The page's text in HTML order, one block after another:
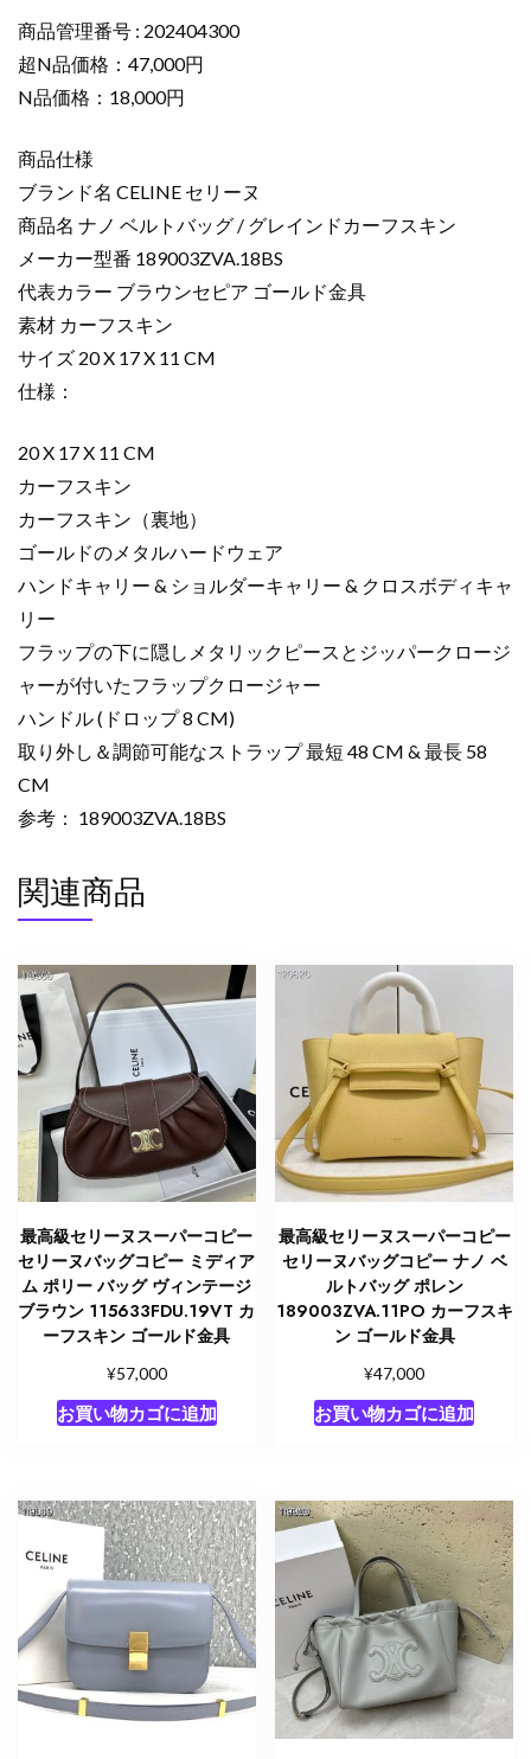
ピ
ー
ナ
ノ
ル
ト
バ
ッ
グ
/
グ
レ
イ
ド
カ
ー
フ
キ
ン
ブ
ラ
ウ
ン
セ
ピ
ア
カ
ー
ス
キ
ン
ゴ
ー
ド
具
個
商品管理番号 : 202404300
超N品価格：47,000円
N品価格：18,000円
商品仕様
ブランド名 CELINE セリーヌ
商品名 ナノ ベルトバッグ / グレインドカーフスキン
メーカー型番 189003ZVA.18BS
代表カラー ブラウンセピア ゴールド金具
素材 カーフスキン
サイズ 20 X 17 X 11 CM
仕様：
20 X 17 X 11 CM
カーフスキン
カーフスキン（裏地）
ゴールドのメタルハードウェア
ハンドキャリー & ショルダーキャリー & クロスボディキャ
リー
フラップの下に隠しメタリックピースとジッパークロージ
ャーが付いたフラップクロージャー
ハンドル (ドロップ 8 CM)
取り外し＆調節可能なストラップ 最短 48 CM & 最長 58
CM
参考： 189003ZVA.18BS
関連商品
最高級セリーヌスーパーコピー
セリーヌバッグコピー ミディア
ム ポリー バッグ ヴィンテージ
ブラウン 115633FDU.19VT カ
ーフスキン ゴールド金具
¥57,000
お買い物カゴに追加
最高級セリーヌスーパーコピー
セリーヌバッグコピー ナノ ベ
ルトバッグ ポレン
189003ZVA.11PO カーフスキ
ン ゴールド金具
¥47,000
お買い物カゴに追加